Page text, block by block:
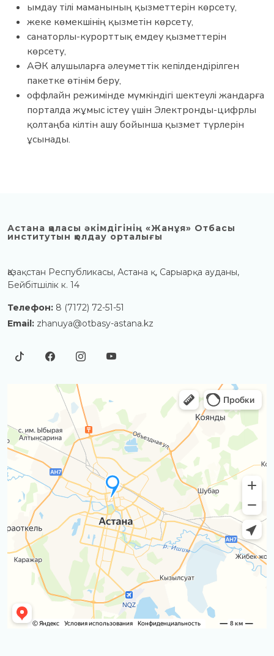
ымдау тілі маманының қызметтерін көрсету,
жеке көмекшінің қызметін көрсету,
санаторлы-курорттық емдеу қызметтерін
көрсету,
АӘК алушыларға әлеуметтік кепілдендірілген
пакетке өтінім беру,
оффлайн режимінде мүмкіндігі шектеулі жандарға
порталда жұмыс істеу үшін Электронды-цифрлы
қолтаңба кілтін ашу бойынша қызмет түрлерін
ұсынады.
Астана қаласы әкімдігінің «Жанұя» Отбасы
институтын қолдау орталығы
Қазақстан Республикасы, Астана қ, Сарыарқа ауданы,
Бейбітшілік к. 14
Телефон: 8 (7172) 72-51-51
Email: zhanuya@otbasy-astana.kz